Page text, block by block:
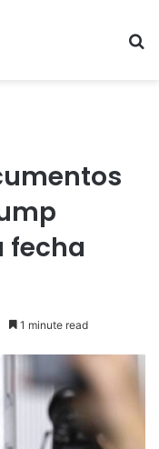
fecha
1 minute read